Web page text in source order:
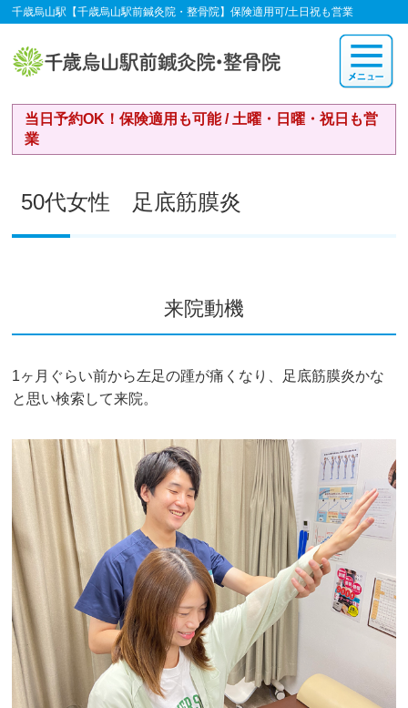
千歳烏山駅【千歳烏山駅前鍼灸院・整骨院】保険適用可/土日祝も営業
当日予約OK！保険適用も可能 / 土曜・日曜・祝日も営
業
50代女性 足底筋膜炎
来院動機
1ヶ月ぐらい前から左足の踵が痛くなり、足底筋膜炎かな
と思い検索して来院。